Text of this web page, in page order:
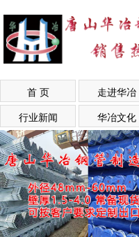
首 页 走进华冶
行业新闻
华冶文化